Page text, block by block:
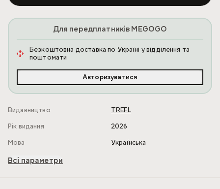
Для передплатників MEGOGO
Безкоштовна доставка по Україні у відділення та
поштомати
Авторизуватися
Видавництво
TREFL
Рік видання
2026
Мова
Українська
Всі параметри